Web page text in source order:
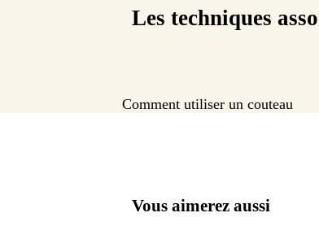
Les techniques
Comment utiliser un couteau
Vous aimerez aussi